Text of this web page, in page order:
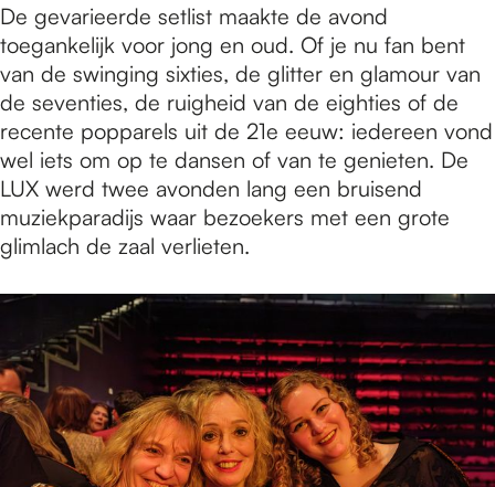
De gevarieerde setlist maakte de avond
toegankelijk voor jong en oud. Of je nu fan bent
van de swinging sixties, de glitter en glamour van
de seventies, de ruigheid van de eighties of de
recente popparels uit de 21e eeuw: iedereen vond
wel iets om op te dansen of van te genieten. De
LUX werd twee avonden lang een bruisend
muziekparadijs waar bezoekers met een grote
glimlach de zaal verlieten.